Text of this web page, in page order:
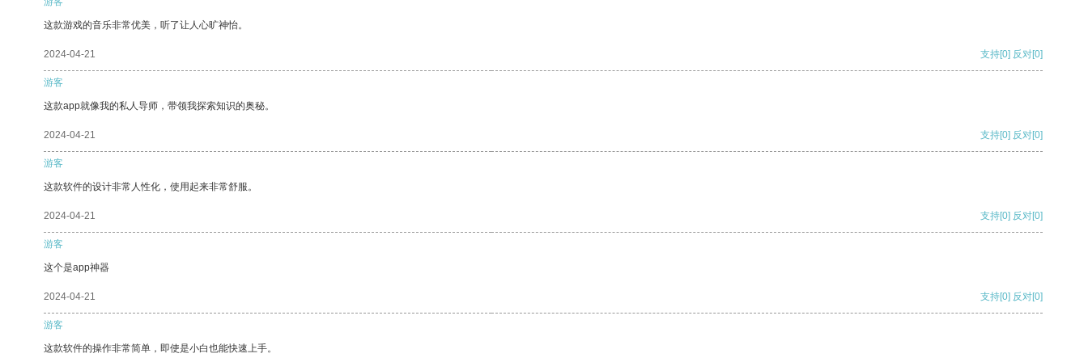
这款游戏的音乐非常优美，听了让人心旷神怡。
2024-04-21 支持[0] 反对[0]
游客
这款app就像我的私人导师，带领我探索知识的奥秘。
2024-04-21 支持[0] 反对[0]
游客
这款软件的设计非常人性化，使用起来非常舒服。
2024-04-21 支持[0] 反对[0]
游客
这个是app神器
2024-04-21 支持[0] 反对[0]
游客
这款软件的操作非常简单，即使是小白也能快速上手。